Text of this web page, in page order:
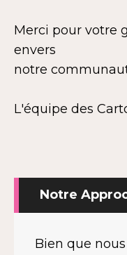
Merci pour votre
envers
notre
L'équipe des
Notre
Bien que